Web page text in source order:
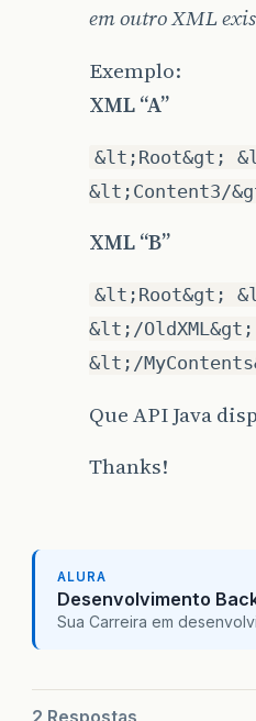
em outro XML
Exemplo:
XML “A”
&lt;Root&gt;
&lt;Content3/
XML “B”
&lt;Root&gt;
&lt;/
&lt;/
Que API Java
Thanks!
ALURA
Desenvolvimento
Sua Carreira em